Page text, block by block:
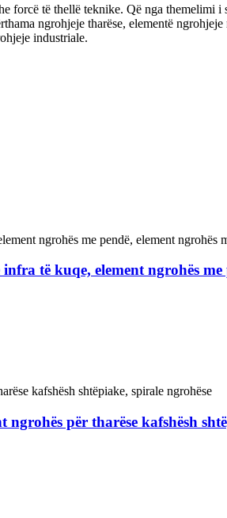
të thellë teknike. Që nga themelimi i
ngrohjeje tharëse, elementë
industriale.
të kuqe, element ngrohës
për tharëse kafshësh